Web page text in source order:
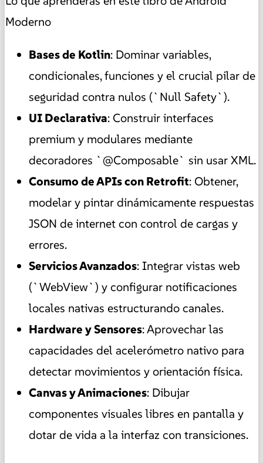
Moderno
Bases de Kotlin: Dominar variables,
condicionales, funciones y el crucial pilar de
seguridad contra nulos (`Null Safety`).
UI Declarativa: Construir interfaces
premium y modulares mediante
decoradores `@Composable` sin usar XML.
Consumo de APIs con Retrofit: Obtener,
modelar y pintar dinámicamente respuestas
JSON de internet con control de cargas y
errores.
Servicios Avanzados: Integrar vistas web
(`WebView`) y configurar notificaciones
locales nativas estructurando canales.
Hardware y Sensores: Aprovechar las
capacidades del acelerómetro nativo para
detectar movimientos y orientación física.
Canvas y Animaciones: Dibujar
componentes visuales libres en pantalla y
dotar de vida a la interfaz con transiciones.